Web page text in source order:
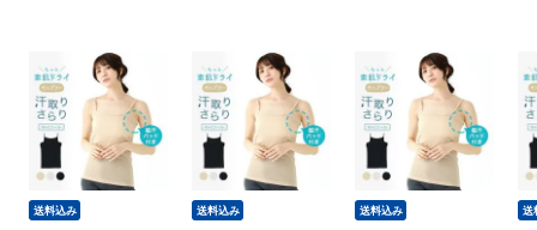
送料込み 送料込み 送料込み 送